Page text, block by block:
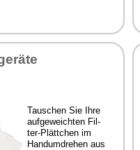
Tau­schen Sie Ih­re
auf­ge­weich­ten Fil­
ter-Plätt­chen im
Hand­um­dre­hen aus